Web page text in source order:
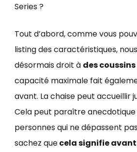
Series ?
Tout d’abord, comme vous
listing des caractéristiques,
désormais droit à des
capacité maximale fait
avant. La chaise peut accueillir
Cela peut paraître anecdotique
personnes qui ne dépassent
sachez quecela signifie